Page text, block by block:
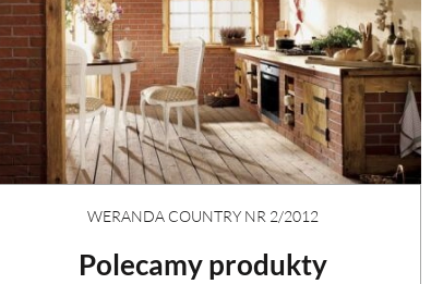
WERANDA COUNTRY NR 2/2012
Polecamy produkty